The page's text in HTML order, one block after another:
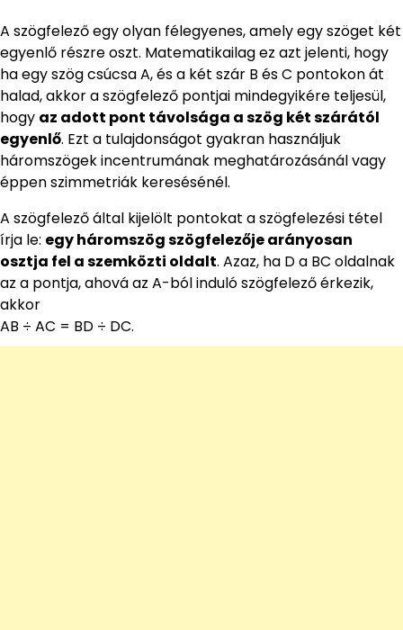
A szögfelező egy olyan félegyenes, amely egy szöget két
egyenlő részre oszt. Matematikailag ez azt jelenti, hogy
ha egy szög csúcsa A, és a két szár B és C pontokon át
halad, akkor a szögfelező pontjai mindegyikére teljesül,
hogy az adott pont távolsága a szög két szárától
egyenlő. Ezt a tulajdonságot gyakran használjuk
háromszögek incentrumának meghatározásánál vagy
éppen szimmetriák keresésénél.
A szögfelező által kijelölt pontokat a szögfelezési tétel
írja le: egy háromszög szögfelezője arányosan
osztja fel a szemközti oldalt. Azaz, ha D a BC oldalnak
az a pontja, ahová az A-ból induló szögfelező érkezik,
akkor
AB ÷ AC = BD ÷ DC.